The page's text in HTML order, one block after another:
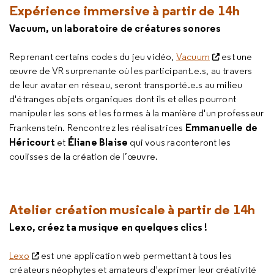
Expérience immersive à partir de 14h
Vacuum, un laboratoire de créatures sonores
Reprenant certains codes du jeu vidéo, Vacuum
est une
œuvre de VR surprenante où les participant.e.s, au travers
de leur avatar en réseau, seront transporté.e.s au milieu
d'étranges objets organiques dont ils et elles pourront
manipuler les sons et les formes à la manière d'un professeur
Frankenstein. Rencontrez les réalisatrices Emmanuelle de
Héricourt et Éliane Blaise qui vous raconteront les
coulisses de la création de l’œuvre.
Atelier création musicale à partir de 14h
Lexo, créez ta musique en quelques clics !
Lexo
est une application web permettant à tous les
créateurs néophytes et amateurs d'exprimer leur créativité